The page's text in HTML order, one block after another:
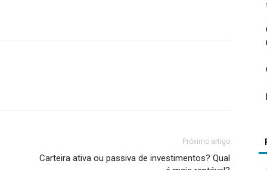
Próximo artigo
Carteira ativa ou passiva de investimentos? Qual